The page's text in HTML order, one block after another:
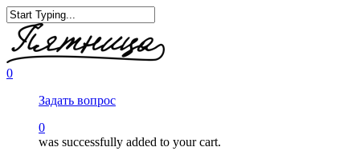
0
Задать вопрос
0
was successfully added to your cart.